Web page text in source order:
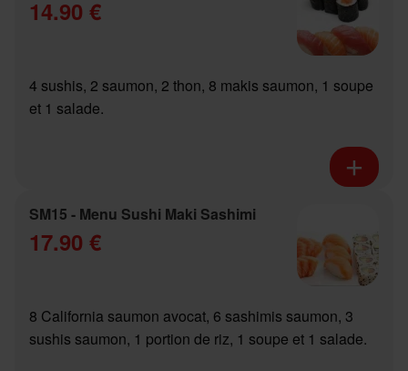
14.90 €
4 sushis, 2 saumon, 2 thon, 8 makis saumon, 1 soupe
et 1 salade.
SM15 - Menu Sushi Maki Sashimi
17.90 €
8 California saumon avocat, 6 sashimis saumon, 3
sushis saumon, 1 portion de riz, 1 soupe et 1 salade.